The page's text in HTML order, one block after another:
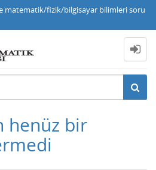
matematik/fizik/bilgisayar bilimleri soru
henüz bir